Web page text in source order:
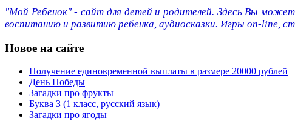
"Мой Ребенок" - сайт для детей и родителей. Здесь Вы
воспитанию и развитию ребенка, аудиосказки. Игры on-line,
Новое на сайте
Получение единовременной выплаты в размере 20000 рублей
День Победы
Загадки про фрукты
Буква З (1 класс, русский язык)
Загадки про ягоды